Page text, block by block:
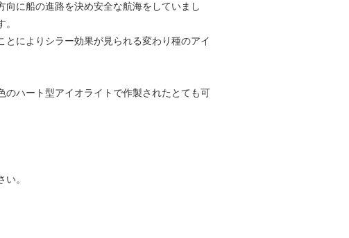
に船の進路を決め安全な航海をしていまし
によりシラー効果が見られる変わり種のアイ
ハート型アイオライトで作製されたとても可
。